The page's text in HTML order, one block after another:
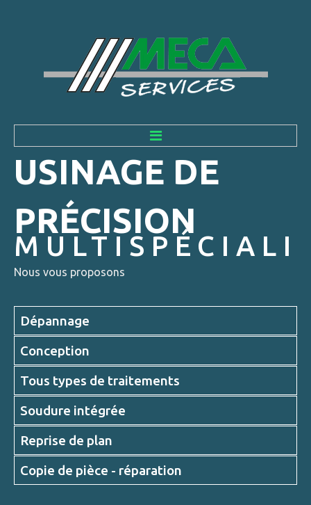
ACCUEIL
ENTREPRISE
Histoire
RÉALISATIONS
CONTACT
FAQS
USINAGE DE
PRÉCISION
Nous vous proposons
Dépannage
Conception
Tous types de traitements
Soudure intégrée
Reprise de plan
Copie de pièce - réparation